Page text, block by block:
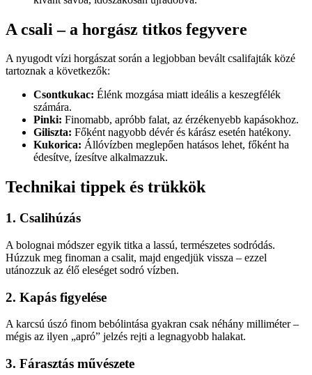
A csali – a horgász titkos fegyvere
A nyugodt vízi horgászat során a legjobban bevált csalifajták közé
tartoznak a következők:
Csontkukac: Élénk mozgása miatt ideális a keszegfélék
számára.
Pinki: Finomabb, apróbb falat, az érzékenyebb kapásokhoz.
Giliszta: Főként nagyobb dévér és kárász esetén hatékony.
Kukorica: Állóvízben meglepően hatásos lehet, főként ha
édesítve, ízesítve alkalmazzuk.
Technikai tippek és trükkök
1. Csalihúzás
A bolognai módszer egyik titka a lassú, természetes sodródás.
Húzzuk meg finoman a csalit, majd engedjük vissza – ezzel
utánozzuk az élő eleséget sodró vízben.
2. Kapás figyelése
A karcsú úszó finom bebólintása gyakran csak néhány milliméter –
mégis az ilyen „apró” jelzés rejti a legnagyobb halakat.
3. Fárasztás művészete